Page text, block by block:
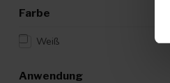
Farbe
Weiß
Anwendung